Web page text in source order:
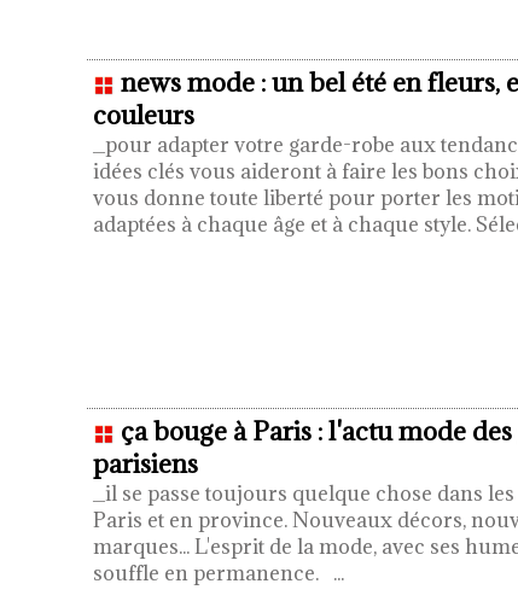
news mode : un bel été en fleurs,
couleurs
_pour adapter votre garde-robe aux
idées clés vous aideront à faire les bons
vous donne toute liberté pour porter les
adaptées à chaque âge et à chaque style.
ça bouge à Paris : l'actu mode
parisiens
_il se passe toujours quelque chose dans
Paris et en province. Nouveaux décors,
marques... L'esprit de la mode, avec ses
souffle en permanence. ...